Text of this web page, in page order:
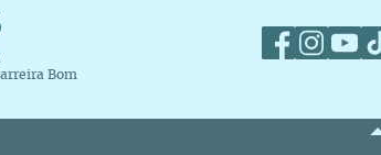
Bom